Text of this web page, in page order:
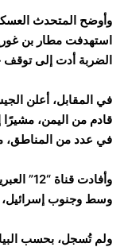
وأوضح المتحدث
استهدفت مطار بن
الضربة أدت إلى توقف
في المقابل، أعلن
قادم من اليمن، مشيرًا
في عدد من المناطق،
وأفادت
وسط وجنوب إسرائيل،
ولم تُسجل، بحسب